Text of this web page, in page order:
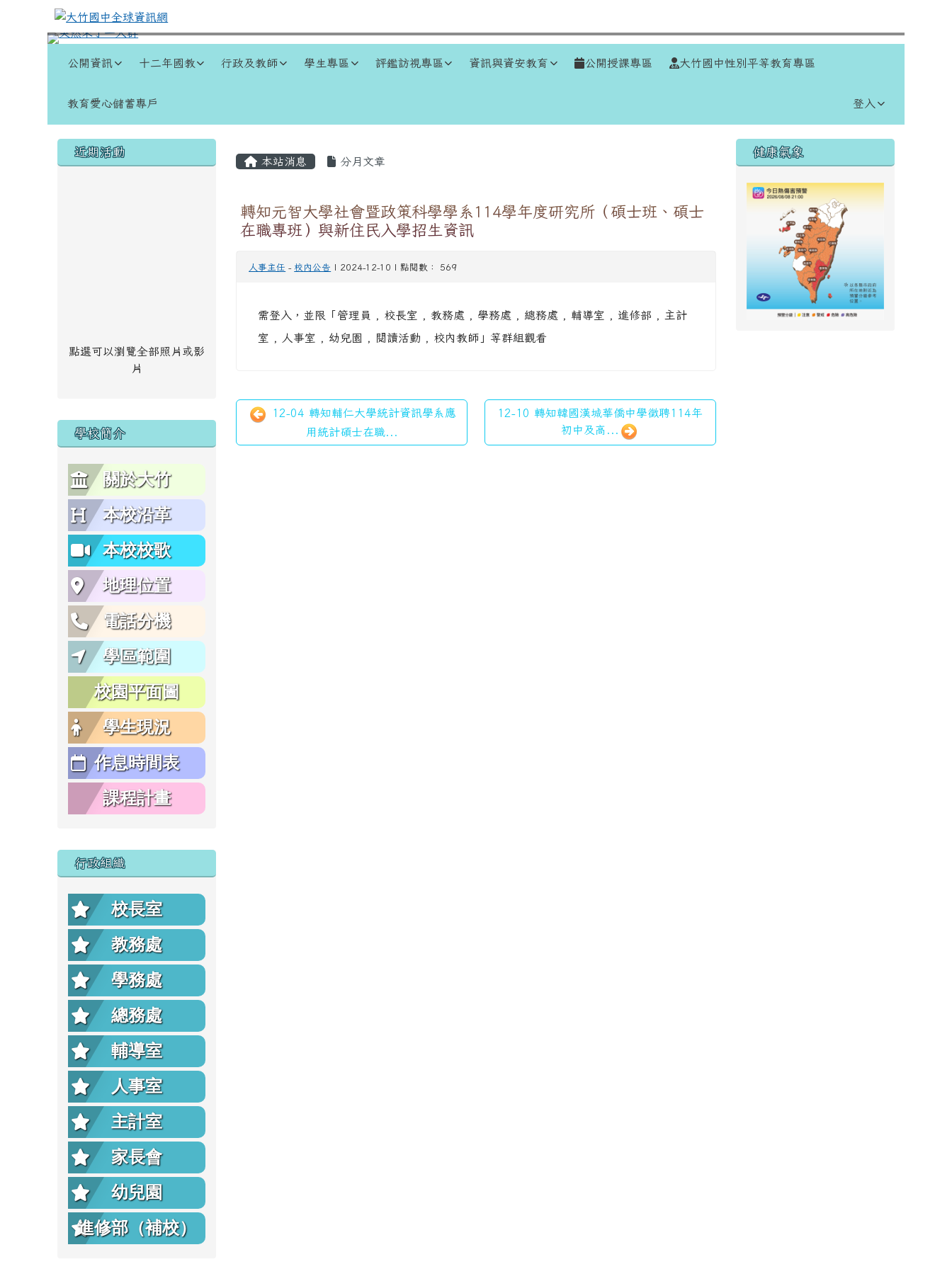
跳至主內容區
大竹國中全球資訊網
公開資訊 十二年國教 行政及教師 學生專區 評鑑訪視專區 資訊與資安教育 公開授課專區 大竹國中性別平等教育專區
教育愛心儲蓄專戶 登入
左邊區域內容
近期活動
點選可以瀏覽全部照片或影
片
學校簡介
關於大竹
本校沿革
本校校歌
地理位置
電話分機
學區範圍
校園平面圖
學生現況
作息時間表
課程計畫
行政組織
校長室
教務處
學務處
總務處
輔導室
人事室
主計室
家長會
幼兒園
進修部（補校）
主內容區域
本站消息 分月文章
轉知元智大學社會暨政策科學學系114學年度研究所（碩士班、碩士
在職專班）與新住民入學招生資訊
人事主任 -校內公告 | 2024-12-10 | 點閱數： 569
需登入，並限「管理員 , 校長室 , 教務處 , 學務處 , 總務處 , 輔導室 , 進修部 , 主計
室 , 人事室 , 幼兒園 , 閱讀活動 , 校內教師」等群組觀看
12-04 轉知輔仁大學統計資訊學系應
用統計碩士在職...
12-10 轉知韓國漢城華僑中學徵聘114年
初中及高...
右邊區域內容
健康氣象
頁尾區域